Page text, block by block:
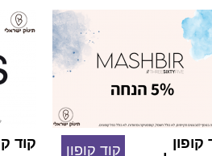
קופון
קוד קופון
קוד